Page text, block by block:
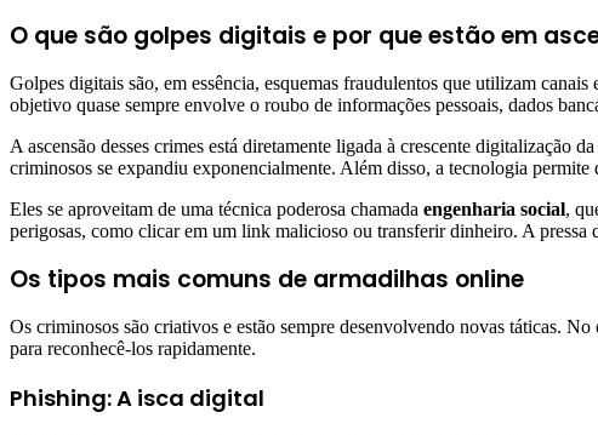
O que são golpes digitais e por que estão em
Golpes digitais são, em essência, esquemas fraudulentos que utilizam
objetivo quase sempre envolve o roubo de informações pessoais, dados
A ascensão desses crimes está diretamente ligada à crescente digitalização
criminosos se expandiu exponencialmente. Além disso, a tecnologia
Eles se aproveitam de uma técnica poderosa chamada engenharia social,
perigosas, como clicar em um link malicioso ou transferir dinheiro. A pressa
Os tipos mais comuns de armadilhas online
Os criminosos são criativos e estão sempre desenvolvendo novas táticas.
para reconhecê-los rapidamente.
Phishing: A isca digital